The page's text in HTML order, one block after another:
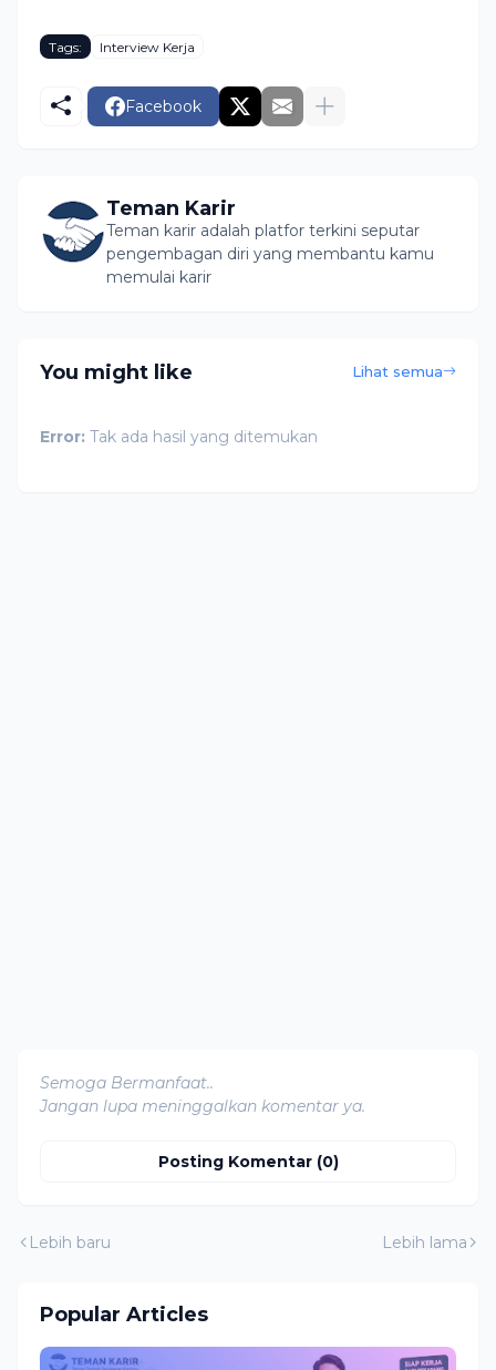
Tags: Interview Kerja
Facebook
Teman Karir
Teman karir adalah platfor terkini seputar
pengembagan diri yang membantu kamu
memulai karir
You might like Lihat semua
Error: Tak ada hasil yang ditemukan
Semoga Bermanfaat..
Jangan lupa meninggalkan komentar ya.
Posting Komentar (0)
Lebih baru Lebih lama
Popular Articles